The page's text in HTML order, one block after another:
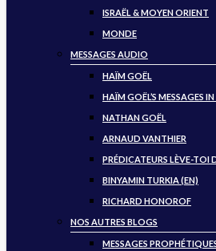
ISRAËL & MOYEN ORIENT
MONDE
MESSAGES AUDIO
HAÏM GOËL
HAÏM GOËL’S MESSAGES
NATHAN GOËL
ARNAUD VANTHIER
PRÉDICATEURS LÈVE-TOI
BINYAMIN TURKIA (EN)
RICHARD HONOROF
NOS AUTRES BLOGS
MESSAGES